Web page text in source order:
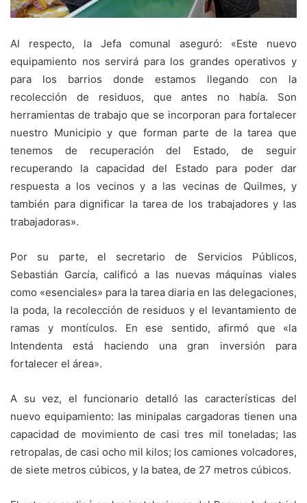
Al respecto, la Jefa comunal aseguró: «Este nuevo
equipamiento nos servirá para los grandes operativos y
para los barrios donde estamos llegando con la
recolección de residuos, que antes no había. Son
herramientas de trabajo que se incorporan para fortalecer
nuestro Municipio y que forman parte de la tarea que
tenemos de recuperación del Estado, de seguir
recuperando la capacidad del Estado para poder dar
respuesta a los vecinos y a las vecinas de Quilmes, y
también para dignificar la tarea de los trabajadores y las
trabajadoras».
Por su parte, el secretario de Servicios Públicos,
Sebastián García, calificó a las nuevas máquinas viales
como «esenciales» para la tarea diaria en las delegaciones,
la poda, la recolección de residuos y el levantamiento de
ramas y montículos. En ese sentido, afirmó que «la
Intendenta está haciendo una gran inversión para
fortalecer el área».
A su vez, el funcionario detalló las características del
nuevo equipamiento: las minipalas cargadoras tienen una
capacidad de movimiento de casi tres mil toneladas; las
retropalas, de casi ocho mil kilos; los camiones volcadores,
de siete metros cúbicos, y la batea, de 27 metros cúbicos.